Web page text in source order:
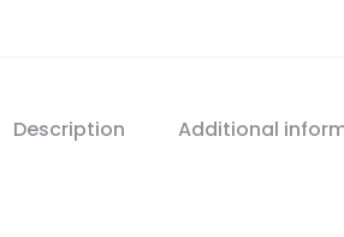
Description Additional